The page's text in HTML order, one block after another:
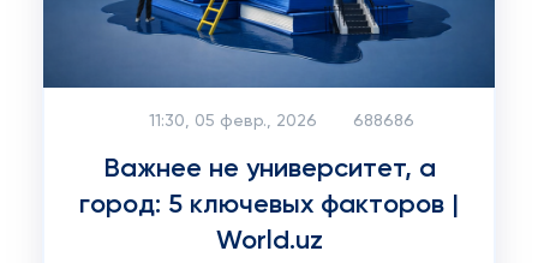
11:30, 05 февр., 2026 688686
Важнее не университет, а
город: 5 ключевых факторов |
World.uz